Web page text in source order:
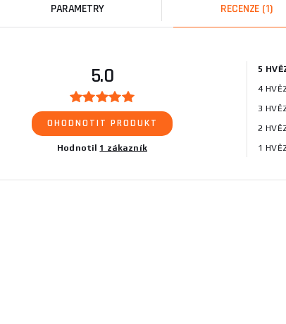
PARAMETRY RECENZE (1)
5.0
OHODNOTIT PRODUKT
Hodnotil 1 zákazník
5
4
3
2
1